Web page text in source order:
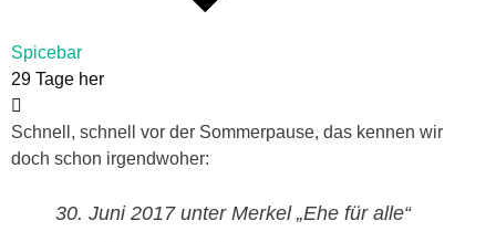
Spicebar
29 Tage her
Schnell, schnell vor der Sommerpause, das kennen wir
doch schon irgendwoher:
30. Juni 2017 unter Merkel „Ehe für alle“